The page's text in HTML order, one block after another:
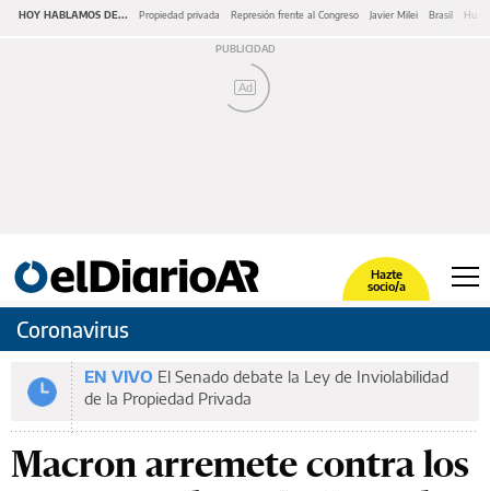
HOY HABLAMOS DE... Propiedad privada Represión frente al Congreso Javier Milei Brasil
Ad
Hazte
socio/a
Coronavirus
EN VIVO El Senado debate la Ley de Inviolabilidad
de la Propiedad Privada
Macron arremete contra los